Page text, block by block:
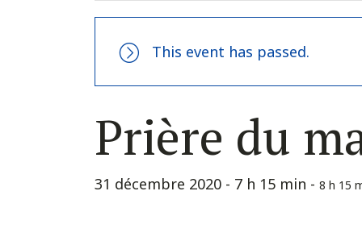
This event has passed.
Prière du
31 décembre 2020 - 7 h 15 min - 8 h 15